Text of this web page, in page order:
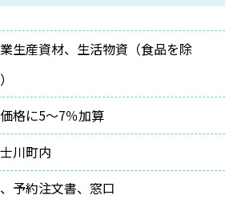
生産資材、生活物資（食品を除
格に5～7％加算
川町内
予約注文書、窓口